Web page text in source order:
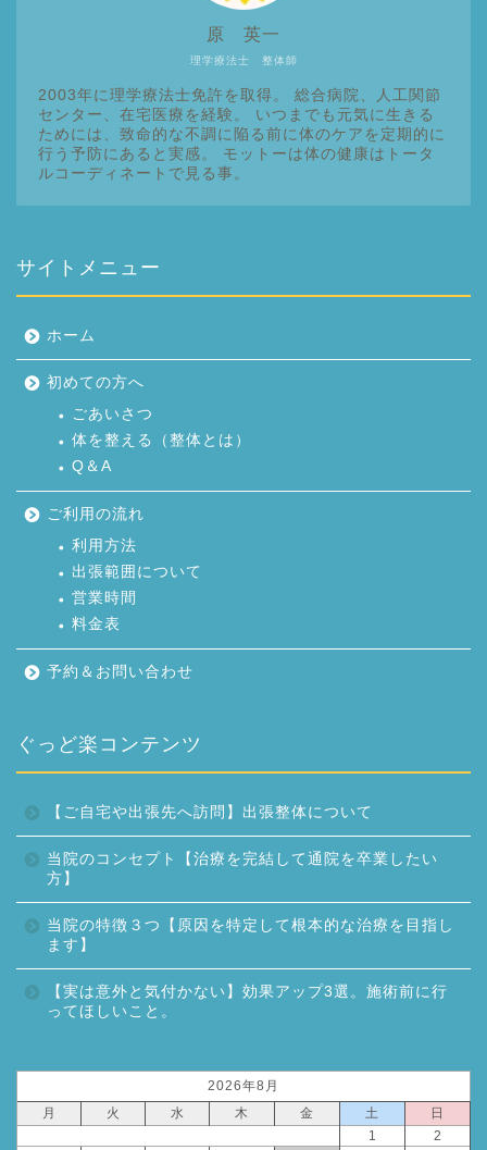
理学療法士 整体師
原 英一
2003年に理学療法士免許を取得。 総合病院、人工関節
センター、在宅医療を経験。 いつまでも元気に生きる
ためには、致命的な不調に陥る前に体のケアを定期的に
行う予防にあると実感。 モットーは体の健康はトータ
ルコーディネートで見る事。
サイトメニュー
ホーム
初めての方へ
ごあいさつ
体を整える（整体とは）
Q＆A
ご利用の流れ
利用方法
出張範囲について
営業時間
料金表
予約＆お問い合わせ
ぐっど楽コンテンツ
【ご自宅や出張先へ訪問】出張整体について
当院のコンセプト【治療を完結して通院を卒業したい
方】
当院の特徴３つ【原因を特定して根本的な治療を目指し
ます】
【実は意外と気付かない】効果アップ3選。施術前に行
ってほしいこと。
2026年8月
月
火 水 木 金 土
日
1
2